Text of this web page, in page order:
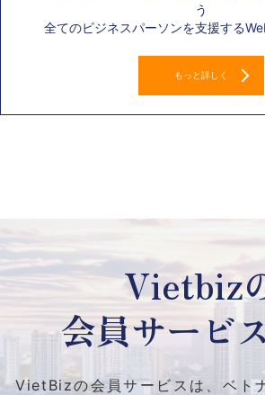
う
全てのビジネスパーソンを支援する
もっと詳しく
Vietbiz
会員サービ
VietBizの会員サービスは、ベト